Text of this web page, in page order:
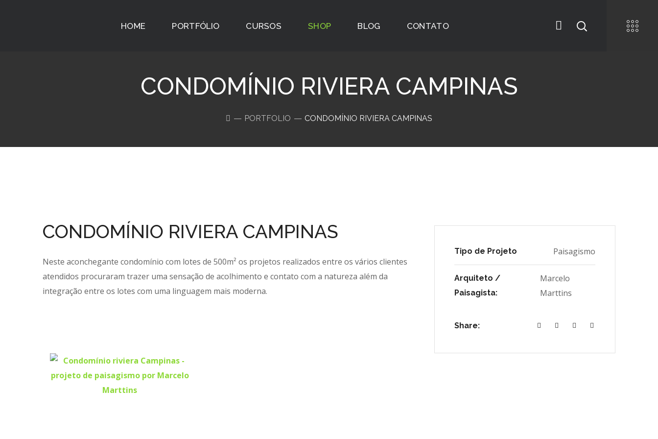
HOME PORTFÓLIO CURSOS SHOP BLOG CONTATO
CONDOMÍNIO RIVIERA CAMPINAS
PORTFOLIO CONDOMÍNIO RIVIERA CAMPINAS
CONDOMÍNIO RIVIERA CAMPINAS
Neste aconchegante condomínio com lotes de 500m² os projetos realizados entre os vários clientes
atendidos procuraram trazer uma sensação de acolhimento e contato com a natureza além da
integração entre os lotes com uma linguagem mais moderna.
Tipo de Projeto Paisagismo
Arquiteto /
Paisagista:
Marcelo
Marttins
Share: